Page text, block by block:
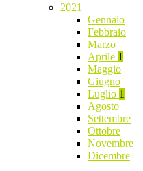
2021
Gennaio
Febbraio
Marzo
Aprile 1
Maggio
Giugno
Luglio 1
Agosto
Settembre
Ottobre
Novembre
Dicembre